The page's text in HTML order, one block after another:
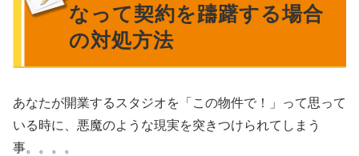
なって契約を躊躇する場合
の対処方法
あなたが開業するスタジオを「この物件で！」って思って
いる時に、悪魔のような現実を突きつけられてしまう
事。。。。